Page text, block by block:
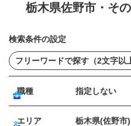
栃木県佐野市・そ
検索条件の設定
職種 指定しない
エリア 栃木県(佐野市)